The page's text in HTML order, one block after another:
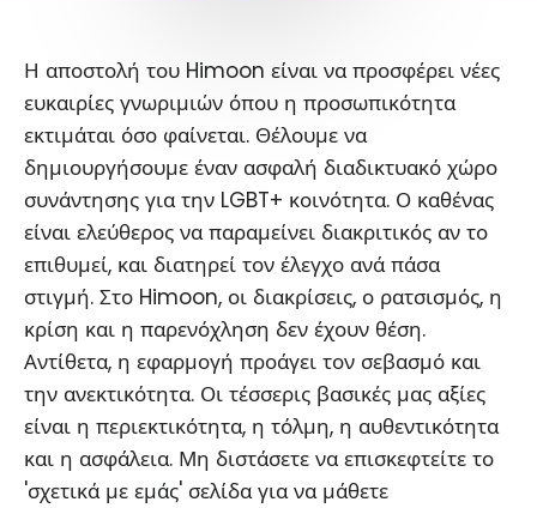
Η αποστολή του Himoon είναι να προσφέρει νέες
ευκαιρίες γνωριμιών όπου η προσωπικότητα
εκτιμάται όσο φαίνεται. Θέλουμε να
δημιουργήσουμε έναν ασφαλή διαδικτυακό χώρο
συνάντησης για την LGBT+ κοινότητα. Ο καθένας
είναι ελεύθερος να παραμείνει διακριτικός αν το
επιθυμεί, και διατηρεί τον έλεγχο ανά πάσα
στιγμή. Στο Himoon, οι διακρίσεις, ο ρατσισμός, η
κρίση και η παρενόχληση δεν έχουν θέση.
Αντίθετα, η εφαρμογή προάγει τον σεβασμό και
την ανεκτικότητα. Οι τέσσερις βασικές μας αξίες
είναι η περιεκτικότητα, η τόλμη, η αυθεντικότητα
και η ασφάλεια. Μη διστάσετε να επισκεφτείτε το
'σχετικά με εμάς' σελίδα για να μάθετε